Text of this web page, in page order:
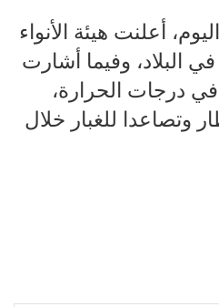
أعلنت هيئة الأنواء
البلاد، وفيما أشارت
درجات الحرارة،
وتصاعدا للغبار خلال